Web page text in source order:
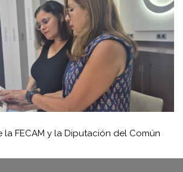
la FECAM y la Diputación del Común